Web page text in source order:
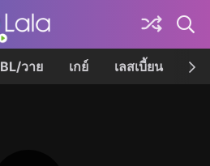
BL/วาย เกย์ เลสเบี้ยน เค